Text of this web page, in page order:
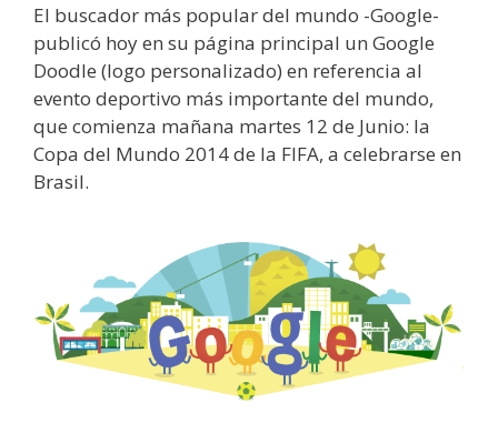
El buscador más popular del mundo -Google-
publicó hoy en su página principal un Google
Doodle (logo personalizado) en referencia al
evento deportivo más importante del mundo,
que comienza mañana martes 12 de Junio: la
Copa del Mundo 2014 de la FIFA, a celebrarse en
Brasil.